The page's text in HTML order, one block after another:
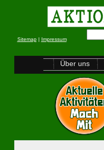
Sitemap| Impressum
Über uns